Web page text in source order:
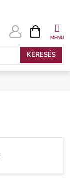
KERESÉS
KOSÁR